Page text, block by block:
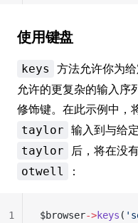
使用键盘
keys 方法允许你为
允许的更复杂的输入序
修饰键。在此示例中，
taylor 输入到与给
taylor 后，将在没
otwell ：
$browser->keys (
1